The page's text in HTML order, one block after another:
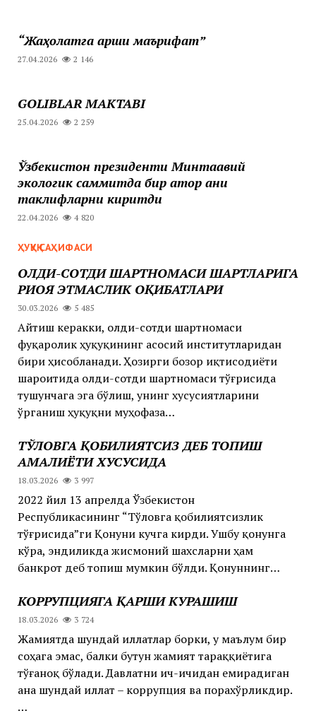
“Жаҳолатга қарши маърифат”
27.04.2026 2 146
GOLIBLAR MAKTABI
25.04.2026 2 259
Ўзбекистон президенти Минтақавий
экологик саммитда бир қатор аниқ
таклифларни киритди
22.04.2026 4 820
ҲУҚУҚ САҲИФАСИ
ОЛДИ-СОТДИ ШАРТНОМАСИ ШАРТЛАРИГА
РИОЯ ЭТМАСЛИК ОҚИБАТЛАРИ
30.03.2026 5 485
Айтиш керакки, олди-сотди шартномаси
фуқаролик ҳуқуқининг асосий институтларидан
бири ҳисобланади. Ҳозирги бозор иқтисодиёти
шароитида олди-сотди шартномаси тўғрисида
тушунчага эга бўлиш, унинг хусусиятларини
ўрганиш ҳуқуқни муҳофаза…
ТЎЛОВГА ҚОБИЛИЯТСИЗ ДЕБ ТОПИШ
АМАЛИЁТИ ХУСУСИДА
18.03.2026 3 997
2022 йил 13 апрелда Ўзбекистон
Республикасининг “Тўловга қобилиятсизлик
тўғрисида”ги Қонуни кучга кирди. Ушбу қонунга
кўра, эндиликда жисмоний шахсларни ҳам
банкрот деб топиш мумкин бўлди. Қонуннинг…
КОРРУПЦИЯГА ҚАРШИ КУРАШИШ
18.03.2026 3 724
Жамиятда шундай иллатлар борки, у маълум бир
соҳага эмас, балки бутун жамият тараққиётига
тўғаноқ бўлади. Давлатни ич-ичидан емирадиган
ана шундай иллат – коррупция ва порахўрликдир.
…